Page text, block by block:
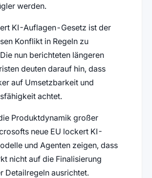
werden.
KI-Auflagen-Gesetz ist der
Konflikt in Regeln zu
nun berichteten längeren
deuten darauf hin, dass
auf Umsetzbarkeit und
achtet.
Produktdynamik großer
neue EU lockert KI-
und Agenten zeigen, dass
nicht auf die Finalisierung
Detailregeln ausrichtet.